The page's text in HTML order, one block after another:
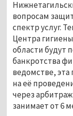
вопросам
спектр услуг.
Центра
области будут
банкротства
ведомстве,
на её
через
занимает от 6